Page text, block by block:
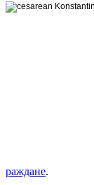
раждане.